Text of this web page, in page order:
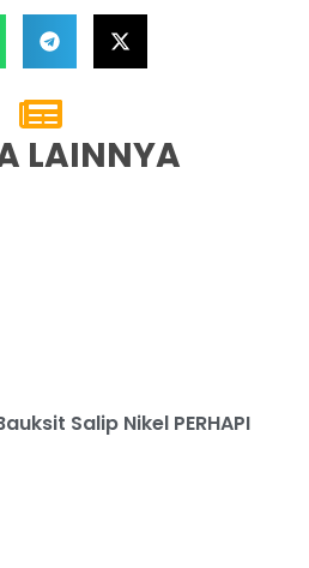
LAINNYA
Salip Nikel PERHAPI